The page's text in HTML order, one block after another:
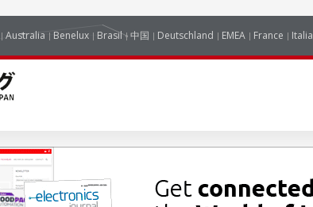
Australia Benelux Brasil 中国 Deutschland EMEA France Italia